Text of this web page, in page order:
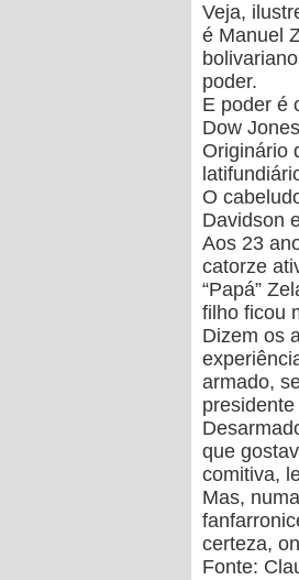
Veja,
é Manuel
poder.
E poder é
Dow
Originário
O
Davidson
Aos 23
catorze
“Papá”
filho ficou
Dizem os
armado,
que
comitiva,
Mas,
certeza,
Fonte: